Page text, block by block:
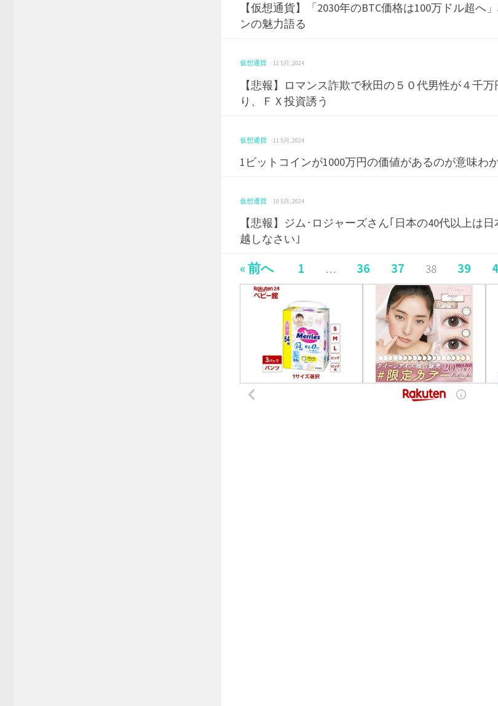
【仮想通貨】「2030年のBTC価格は100万ドル超へ
ンの魅力語る
仮想通貨 · 12 5月, 2024
【悲報】ロマンス詐欺で秋田の５０代男性が４千
り、ＦＸ投資誘う
仮想通貨 · 11 5月, 2024
1ビットコインが1000万円の価値があるのが意味わ
仮想通貨 · 10 5月, 2024
【悲報】ジム･ロジャーズさん｢日本の40代以上は
越しなさい｣
« 前へ 1 … 36 37 38 39